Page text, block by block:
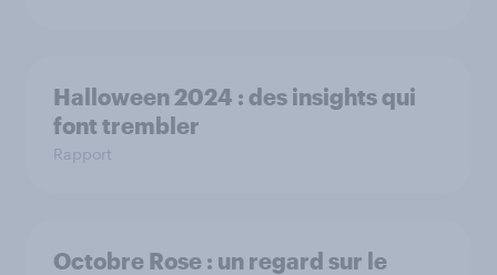
Halloween 2024 : des insights qui
font trembler
Rapport
Octobre Rose : un regard sur le